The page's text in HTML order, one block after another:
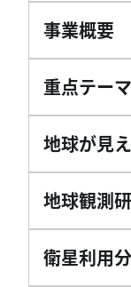
事業概要
重点テーマ
地球が見
地球観測
衛星利用